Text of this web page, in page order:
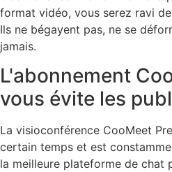
format vidéo, vous serez ravi
Ils ne bégayent pas, ne se
jamais.
L'abonnement
vous évite les
La visioconférence CooMeet
certain temps et est
la meilleure plateforme de chat